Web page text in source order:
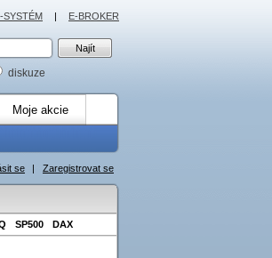
diskuze
Moje akcie
se | Zaregistrovat se
SP500 DAX
SYSTÉM | E-BROKER